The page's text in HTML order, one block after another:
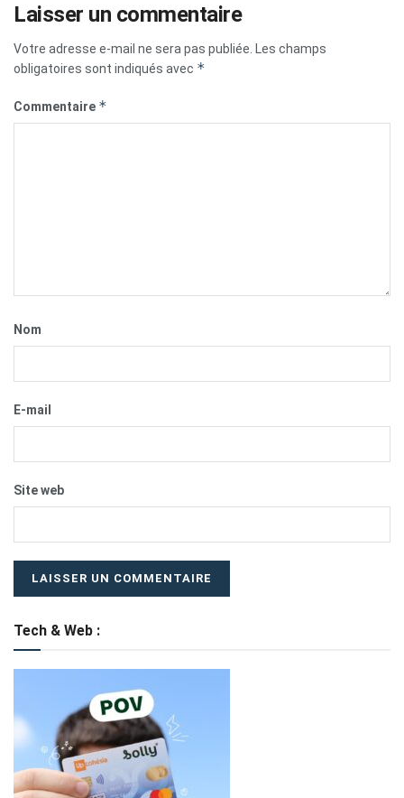
Laisser un commentaire
Votre adresse e-mail ne sera pas publiée. Les champs
obligatoires sont indiqués avec *
Commentaire *
Nom
E-mail
Site web
Tech & Web :